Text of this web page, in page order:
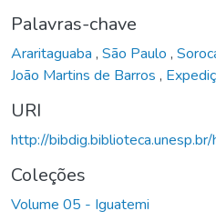
Palavras-chave
Araritaguaba , São Paulo ,
João Martins de Barros ,
URI
http://
Coleções
Volume 05 - Iguatemi